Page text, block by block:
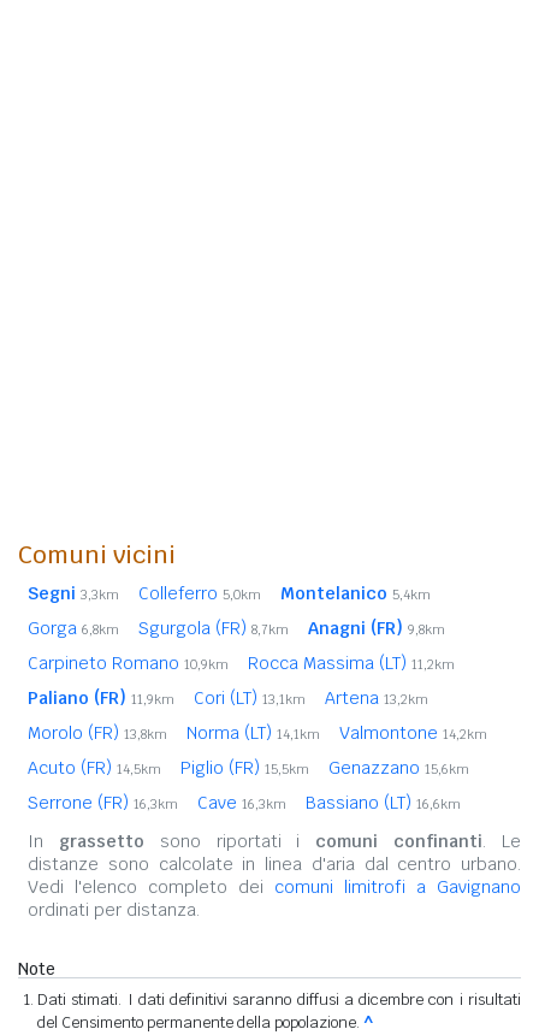
Comuni vicini
Segni 3,3km Colleferro 5,0km Montelanico 5,4km
Gorga 6,8km Sgurgola (FR) 8,7km Anagni (FR) 9,8km
Carpineto Romano 10,9km Rocca Massima (LT) 11,2km
Paliano (FR) 11,9km Cori (LT) 13,1km Artena 13,2km
Morolo (FR) 13,8km Norma (LT) 14,1km Valmontone 14,2km
Acuto (FR) 14,5km Piglio (FR) 15,5km Genazzano 15,6km
Serrone (FR) 16,3km Cave 16,3km Bassiano (LT) 16,6km
In grassetto sono riportati i comuni confinanti. Le
distanze sono calcolate in linea d'aria dal centro urbano.
Vedi l'elenco completo dei comuni limitrofi a Gavignano
ordinati per distanza.
Note
Dati stimati. I dati definitivi saranno diffusi a dicembre con i risultati
del Censimento permanente della popolazione. ^